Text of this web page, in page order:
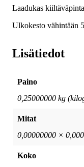
Laadukas
Ulkokesto vähintään
Lisätiedot
Paino
0,25000000 kg
Mitat
0,00000000 ×
Koko